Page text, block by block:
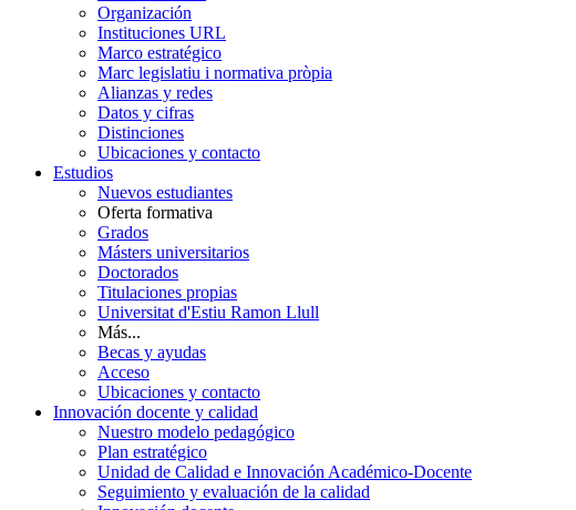
Organización
Instituciones URL
Marco estratégico
Marc legislatiu i normativa pròpia
Alianzas y redes
Datos y cifras
Distinciones
Ubicaciones y contacto
Estudios
Nuevos estudiantes
Oferta formativa
Grados
Másters universitarios
Doctorados
Titulaciones propias
Universitat d'Estiu Ramon Llull
Más...
Becas y ayudas
Acceso
Ubicaciones y contacto
Innovación docente y calidad
Nuestro modelo pedagógico
Plan estratégico
Unidad de Calidad e Innovación Académico-Docente
Seguimiento y evaluación de la calidad